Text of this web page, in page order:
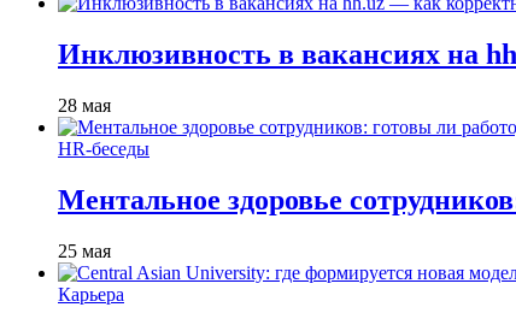
Инклюзивность в вакансиях на
28 мая
HR-беседы
Ментальное здоровье
25 мая
Карьера